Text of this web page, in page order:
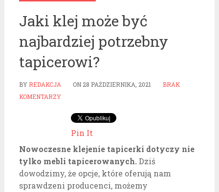
Jaki klej może być
najbardziej potrzebny
tapicerowi?
BY REDAKCJA ON 28 PAŹDZIERNIKA, 2021
BRAK
KOMENTARZY
Pin It
Nowoczesne klejenie tapicerki dotyczy nie
tylko mebli tapicerowanych.Dziś
dowodzimy, że opcje, które oferują nam
sprawdzeni producenci, możemy